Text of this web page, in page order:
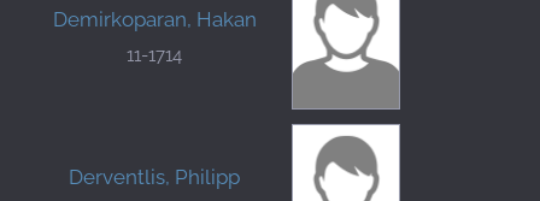
Demirkoparan, Hakan
11-1714
Derventlis, Philipp